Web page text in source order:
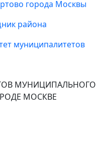
МУНИЦИПАЛЬНОГО
МОСКВЕ